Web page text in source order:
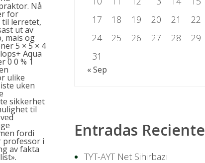
Nå
for
til lerretet,
ut av
mais og
5 × 5 × 4
Aqua
0 0 % 1
ulike
uken
sikkerhet
til
fordi
professor i
av fakta
17
18 19 20 21 22
24
25 26 27 28 29
31
« Sep
Entradas
TYT-AYT Net Sihirbazı